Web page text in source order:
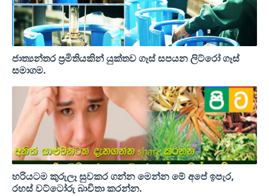
ජාත්‍යන්තර ප්‍රමිතියකින් යුක්තව ගෑස් සපයන ලිට්රෝ ගෑස්
සමාගම.
හරියටම කුරුලෑ සුවකර ගන්න මෙන්න මේ අපේ ඉපැර‚
රහස් වට්ටෝරු බාවිතා කරන්න.